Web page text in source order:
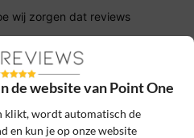
wij zorgen dat reviews
is voor zowel bedrijven als
bevatten sommige pagina's
commissie kunnen ontvangen.
de website van Point One
klikt, wordt automatisch de
en kun je op onze website